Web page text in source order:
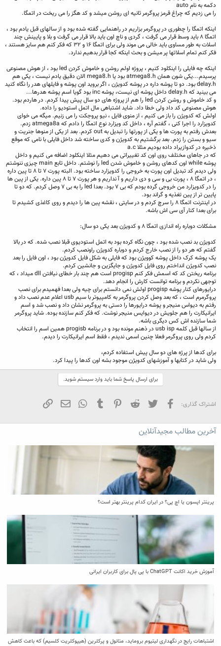
دکمه به نام auto
را می زدیم که چراغ قرمز پروگرمر ثانیه ای روشن میشد و کد هگز را می ریخت در اتمگا.
اینکه اتمگا را چطوری در پروگرمر بزاریم در راهنمایی گفته شده بود و از سالهای قبل یادم بود ،
اتمگا ۸ باید وسط قرار می گرفت ، گردی و ناچ اون باید بالا قرار می گرفت و بلا و پایینش چند
اسلات به طور مساوی باید خالی می موند ولی برای اتمگا ۱۶ و ۳۲ که فکر کنم هم سایز هستند ،
فکر کنم تمام اسلاتها پر میشن و بحث اینکه کجا قرار بدهیم ندارد.
اینکه چه فایلی را اینکلود کنیم ، پروژه اولم روشن و خاموش کردن led بود ، از هوش مصنوعی
پرسیدم...یکی شون همان atmega8.h بود یا mega8.h الان دقیق یادم نیست ، یکی هم
delay.h بود. دو تا پوشه داره در پوشه کدویژن ، اگر بروید اون پوشه و فایلهای هدر را نگاه کنید
می بینید که delay.h داخل پوشه ای نیست، پوشه inc بود گویا اسم پوشه هدرها...
و کد خاموش و روشن کردن led را هم از پروژه های دو سال پیش پیدا کردم. در هاردم بود.
هوش مصنوعی کد داد ولی خطا داد. شاید اشتباهی مال اتمل استودیو را داده.
اولش که کدویژن را باز می کنیم ، از منوی فایل ، نیو پروجکت را می زنیم. میگه می خوای
کدویزارد را اجرا کنی ، گفتم آره ، داخل کد ویزارد نوع اتمگا را دادم که atmega8a زدم.
بعدش رفتم به پورت ها و یکی از پورتها را تبدیل به out کردم. بعد از یکی از منوها جنریت و
سیو و بستن را زدم. بعد برگشتیم به کدویژن و کدی ساخته شد داخل فایلی با نامی که موقع
ذخیره در کدوازیراد داده بودیم مثلا a.c
که در جاهای مختلف روی اون کد تغییراتی می دهیم مثلا اینکلود اضافه می کنیم و داخل
پوشه while اون کدهای روشن و خاموش شدن led را نوشتم. داخل تابع main چیزی ننوشتم
ولی دیدم کد تبدیل اون پورت به خروجی را کدویزارد ساخته بود. البته پورت ۷ تا ۸ تا پین داره
، در اتمگا ۸ ، پورت بی و سی و دی داریم و آ نداریم و هر پورت ۷ تا ۸ پین داره. یکی از پین ها
را در کدویزارد من خروجی گرده بودم که بی ۷ بود. بعدا led را به بی ۷ وصل کردم. که دو تا
پایین تر از پین تغذیه و گراند بود.
در اینترنت اتمگا ۸ را سرچ کردم و در سایتی ، نقشه پین ها را دیدم و روی کاغذی کشیدم تا
برای بعدا کنار آی سی اش باشه.
مشکلات دوباره راه اندازی اتمگا ۸ و کدویژن بعد یکی دو سال:
کدویژن بد نصب شده بود ، چون نگاه کرده بود به اتمل استودیوی قبلا نصب شده. که در بالا
گفتم که هر دو را از نصب خارج کردم و دوباره کدویژن راونصب کردم.
یک پوشه کرک داخل پوشه کوویژن بود که فایلی به شکل فایل کدویژن بود ، اون فایل را بعد
نصب کدویژن انداختم روی فایل کدویژن و جایگزین و جانشین کردم.
برنامه ریختن کد که اسمش فکر کنم progisp است هم چند بار خطای نیافتن dll میداد ، که
توجهی نکردم و برنامه توانست کارش را انجام دهد.
درایورهای کنار پوشه progisp اولش نمی دانستم برای چیه ولی بعدا فهمیدم برای نصب
پروگرمرم است ، که بعد وصل کردن پروگرمر به کامپیوتر با سیم usb اعلام عدم نصب داد و
رفتم به دیواس منیجر و پوشه درایورها را دستی به پروگرمر نشان داد و نصب شد و اسم
ایرانیکارت را هم جلویش در دیوایس منیجر نوشت. که فکر کنم سازنده بوده. شاید پروگرمر
شما سازنده اش کس دیگری باشه.
از سالها قبل کلمه usb isp در ذهنم مونده بود و در برنامه progisb همین اسم را انتخاب
کردم ولی روی پروگرمر فعلا چنین اسمی ندیدم ، فقط اسم ایرانیکارت را دیدم.
برای کدها از پرژه های دو سال پیش استفاده کردم،
ولی شاید در کتابها و آموزشهای کدویژن موجود بشه اون کدها را پیدا کرد.
برای ارسال پاسخ شما باید وارد سیستم شوید.
اشتراک گذاری: فیسبوک تویتر Reddit
Pinterest
Tumblr
WhatsApp
ایمیل
آخرین مطالب مجیدآنلاین
پرینتر اپسون یا اچ پی؟ در ایران کدام پرینتر بهتر است؟
آموزش خرید اکانت ChatGPT با پی پال برای کاربران ایرانی
اشتباهات رایج در نگهداری لیتیوم بروماید، متانول و پرکلرین (هیپوکلریت کلسیم) که باعث کاهش